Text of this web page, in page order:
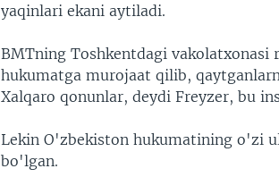
yaqinlari ekani aytiladi.
BMTning Toshkentdagi vakolatxonasi
hukumatga murojaat qilib,
Xalqaro qonunlar, deydi Freyzer, bu
Lekin O'zbekiston hukumatining o'zi
bo'lgan.